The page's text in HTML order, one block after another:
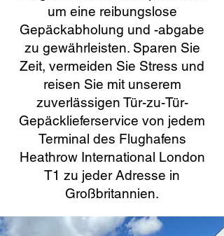
um eine reibungslose
Gepäckabholung und -abgabe
zu gewährleisten. Sparen Sie
Zeit, vermeiden Sie Stress und
reisen Sie mit unserem
zuverlässigen Tür-zu-Tür-
Gepäcklieferservice von jedem
Terminal des Flughafens
Heathrow International London
T1 zu jeder Adresse in
Großbritannien.